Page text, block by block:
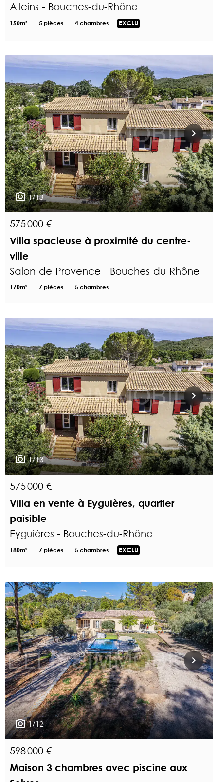
Alleins - Bouches-du-Rhône
150m² 5 pièces 4 chambres EXCLU
1/13
575 000 €
Villa spacieuse à proximité du centre-
ville
Salon-de-Provence - Bouches-du-Rhône
170m² 7 pièces 5 chambres
1/13
575 000 €
Villa en vente à Eyguières, quartier
paisible
Eyguières - Bouches-du-Rhône
180m² 7 pièces 5 chambres EXCLU
1/12
598 000 €
Maison 3 chambres avec piscine aux